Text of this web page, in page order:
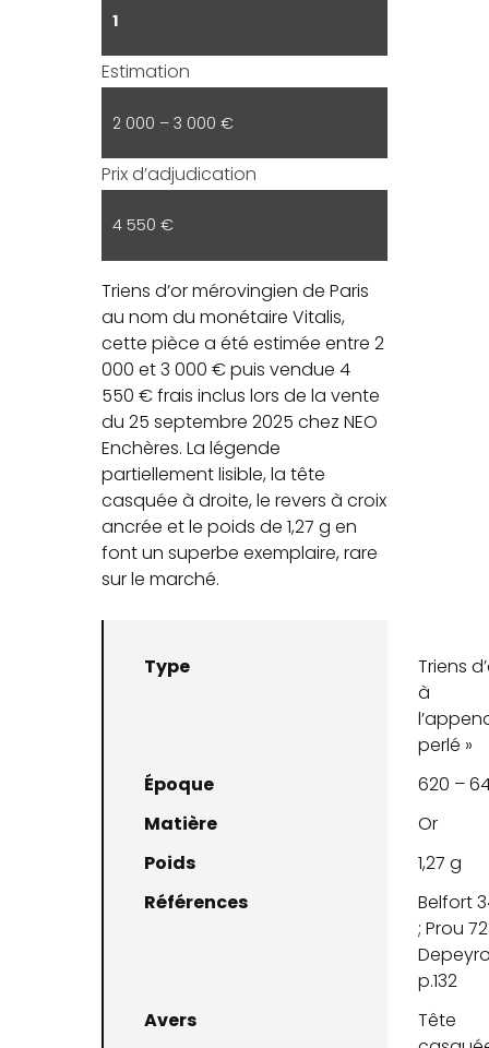
1
Estimation
2 000 – 3 000 €
Prix d’adjudication
4 550 €
Triens d’or mérovingien de Paris
au nom du monétaire Vitalis,
cette pièce a été estimée entre 2
000 et 3 000 € puis vendue 4
550 € frais inclus lors de la vente
du 25 septembre 2025 chez NEO
Enchères. La légende
partiellement lisible, la tête
casquée à droite, le revers à croix
ancrée et le poids de 1,27 g en
font un superbe exemplaire, rare
sur le marché.
Type
Triens
à
perlé »
Époque
620 –
Matière
Or
Poids
1,27 g
Références
Belfort
; Prou
p.132
Avers
Tête